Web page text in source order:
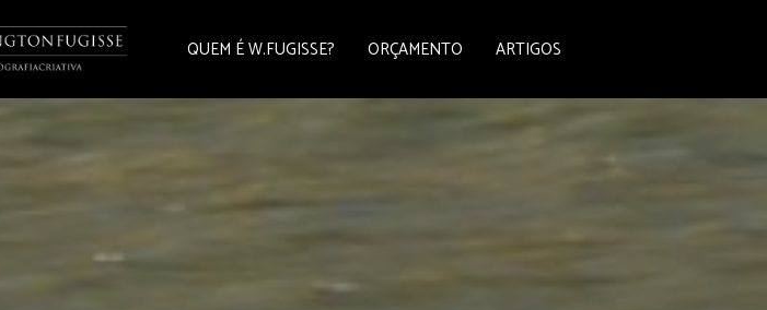
QUEM É W.FUGISSE? ORÇAMENTO ARTIGOS